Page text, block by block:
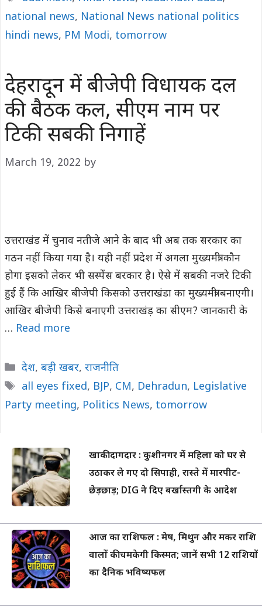
national news, National News national politics
hindi news, PM Modi, tomorrow
देहरादून में बीजेपी विधायक दल
की बैठक कल, सीएम नाम पर
टिकी सबकी निगाहें
March 19, 2022 by
उत्तराखंड में चुनाव नतीजे आने के बाद भी अब तक सरकार का
गठन नहीं किया गया है। यही नहीं प्रदेश में अगला मुख्यमंत्री कौन
होगा इसको लेकर भी सस्पेंस बरकार है। ऐसे में सबकी नजरे टिकी
हुई हैं कि आखिर बीजेपी किसको उत्तराखंडा का मुख्यमंत्री बनाएगी।
आखिर बीजेपी किसे बनाएगी उत्तराखंड़ का सीएम? जानकारी के
… Read more
Categories
देश, बड़ी खबर, राजनीति
Tags
all eyes fixed, BJP, CM, Dehradun, Legislative
Party meeting, Politics News, tomorrow
खाकी दागदार : कुशीनगर में महिला को घर से
उठाकर ले गए दो सिपाही, रास्ते में मारपीट-
छेड़छाड़; DIG ने दिए बर्खास्तगी के आदेश
आज का राशिफल : मेष, मिथुन और मकर राशि
वालों की चमकेगी किस्मत; जानें सभी 12 राशियों
का दैनिक भविष्यफल